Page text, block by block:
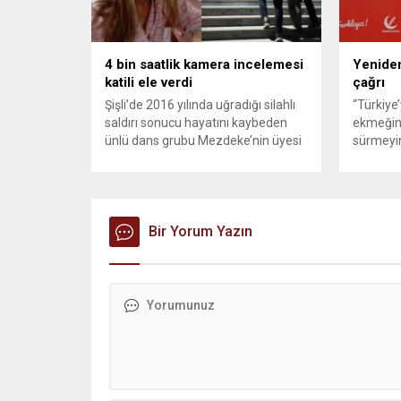
şarkıcı Çelik, Samsun’un İlkadım
ilçesinde çöpten kağıt toplayarak...
4 bin saatlik kamera incelemesi
katili ele verdi
Şişli’de 2016 yılında uğradığı silahlı
saldırı sonucu hayatını kaybeden
ünlü dans grubu Mezdeke’nin üyesi
ekipleri, cinayeti işlediğini itiraf eden
maktulün akrabası Bülent G. ile
azmettirici olduğu öne sürülen 2...
çağrı
önce
Bir Yorum Yazın